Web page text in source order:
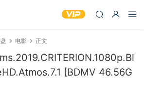
电影 正文
[BDMV 46.56G